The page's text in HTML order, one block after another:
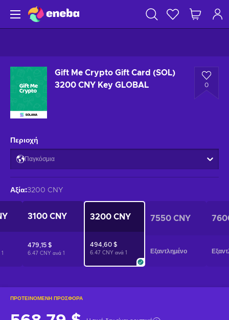
Gift Me Crypto Gift Card (SOL)
3200 CNY Key GLOBAL
0
ΠΡΟΤΕΙΝΌΜΕΝΗ ΠΡΟΣΦΟΡΆ
Περιοχή
Παγκόσμια
Αξία:3200 CNY
1
3100 CNY
479,15 $
6.47 CNY ανά 1
3200 CNY
494,60 $
6.47 CNY ανά 1
7550 CNY
Εξαντλημένο